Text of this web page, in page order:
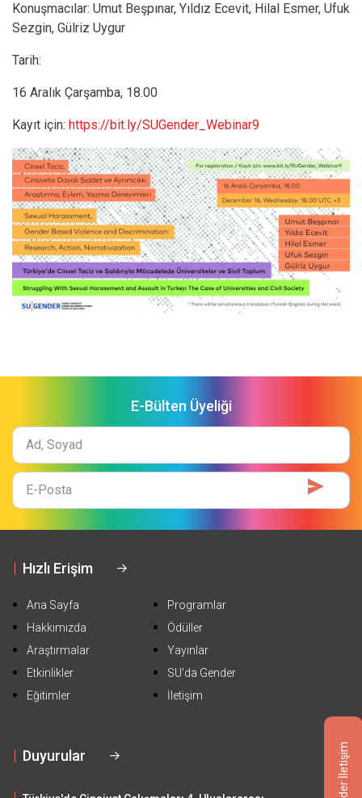
Konuşmacılar: Umut Beşpınar, Yıldız Ecevit, Hilal Esmer, Ufuk
Sezgin, Gülriz Uygur
Tarih:
16 Aralık Çarşamba, 18.00
Kayıt için: https://bit.ly/SUGender_Webinar9
E-Bülten Üyeliği
Ad
Soyad
E-
Mail
Hızlı Erişim
Ana Sayfa
Hakkımızda
Araştırmalar
Etkinlikler
Eğitimler
Programlar
Ödüller
Yayınlar
SU'da Gender
İletişim
Duyurular